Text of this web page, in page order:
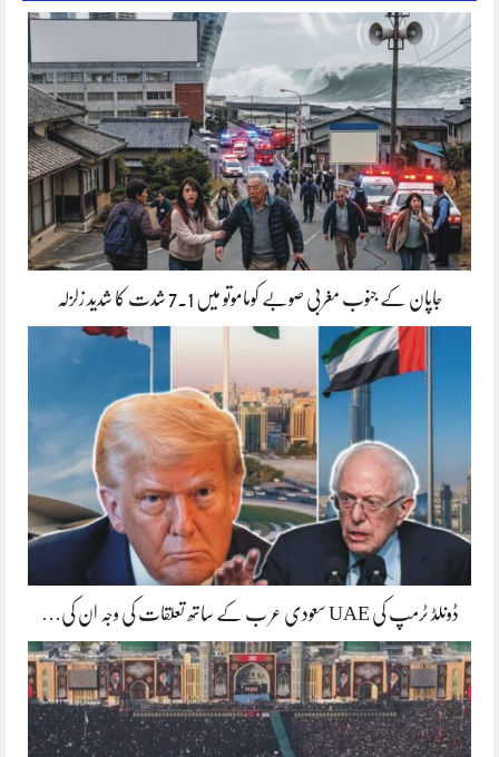
جاپان کے جنوب مغربی صوبے کوماموتو میں 7.1 شدت کا شدید زلزلہ
ڈونلڈ ٹرمپ کی UAE سعودی عر ب کے ساتھ تعلقات کی وجہ ان کی…